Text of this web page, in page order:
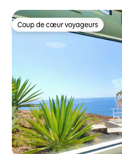
Coup de cœur voyageurs
Coup de cœur voyageurs